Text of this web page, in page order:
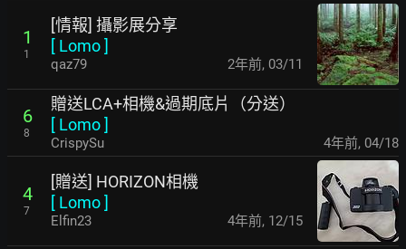
1
1
[情報] 攝影展分享
[ Lomo]
qaz79 2年前, 03/11
6
8
贈送LCA+相機&過期底片（分送）
[ Lomo]
CrispySu 4年前, 04/18
4
7
[贈送] HORIZON相機
[ Lomo]
Elfin23 4年前, 12/15